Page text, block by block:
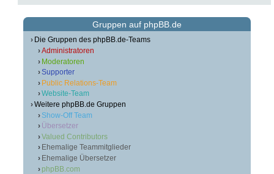
Gruppen auf phpBB.de
Die Gruppen des phpBB.de-Teams
Administratoren
Moderatoren
Supporter
Public Relations-Team
Website-Team
Weitere phpBB.de Gruppen
Show-Off Team
Übersetzer
Valued Contributors
Ehemalige Teammitglieder
Ehemalige Übersetzer
phpBB.com